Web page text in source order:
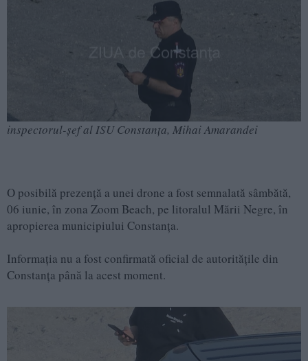
inspectorul-șef al ISU Constanța, Mihai Amarandei
O posibilă prezență a unei drone a fost semnalată sâmbătă,
06 iunie, în zona Zoom Beach, pe litoralul Mării Negre, în
apropierea municipiului Constanța.
Informația nu a fost confirmată oficial de autoritățile din
Constanța până la acest moment.